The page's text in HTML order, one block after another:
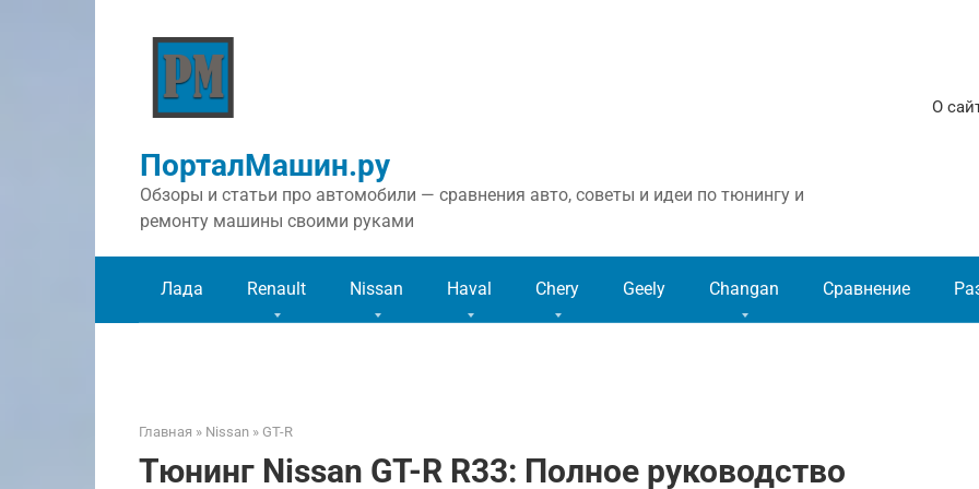
ПорталМашин.ру
Обзоры и статьи про автомобили — сравнения авто, советы и идеи по тюнингу и
ремонту машины своими руками
О
Лада Renault Nissan Haval Chery Geely Changan Сравнение
Главная » Nissan » GT-R
Тюнинг Nissan GT-R R33: Полное руководство